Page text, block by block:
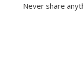
Never share